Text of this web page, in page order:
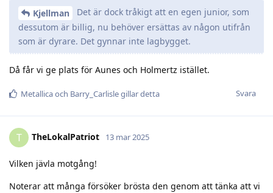
Kjellman
Det är dock tråkigt att en egen junior, som
dessutom är billig, nu behöver ersättas av någon utifrån
som är dyrare. Det gynnar inte lagbygget.
Då får vi ge plats för Aunes och Holmertz istället.
Svara
Metallicaoch Barry_Carlislegillar detta
T TheLokalPatriot 13 mar 2025
Vilken jävla motgång!
Noterar att många försöker brösta den genom att tänka att vi